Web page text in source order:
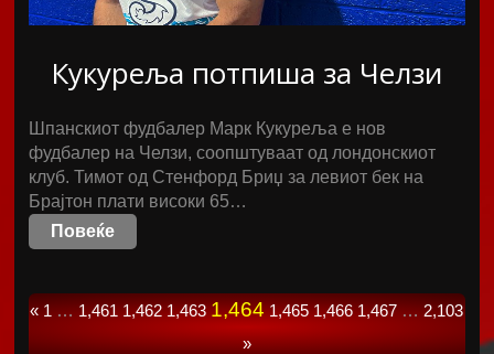
Кукуреља потпиша за Челзи
Шпанскиот фудбалер Марк Кукуреља е нов
фудбалер на Челзи, соопштуваат од лондонскиот
клуб. Тимот од Стенфорд Бриџ за левиот бек на
Брајтон плати високи 65…
Повеќе
« 1 … 1,461 1,462 1,463 1,464 1,465 1,466 1,467 … 2,103
»